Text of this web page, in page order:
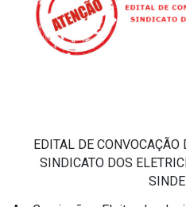
EDITAL DE
SINDICATO DOS